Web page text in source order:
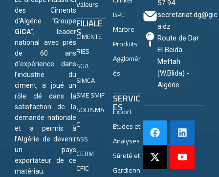
des Ciments
d’Algérie “Groupe
GICA”, leader
national avec près
de 60 ans
d’expérience dans
l’industrie du
ciment, a joué un
rôle clé dans la
satisfaction de la
demande nationale
et a permis à
l’Algérie de devenir
un pays
exportateur de ce
matériau.
Valeurs
FILIALE
S
CIMENTE
RIES
SGA
SIMCA
SME SMIF
SODISMA
C
ASS
CETIM
CFIC
BPE
Marbre
Produits
Agglomér
és
SERVIC
ES
Export
Etudes et
Analyses
Sûreté et
Gardienn
57 94
secretariat.dg@gic
a.dz
Route de Dar
El Beida -
Meftah
(W.Blida) -
Algérie